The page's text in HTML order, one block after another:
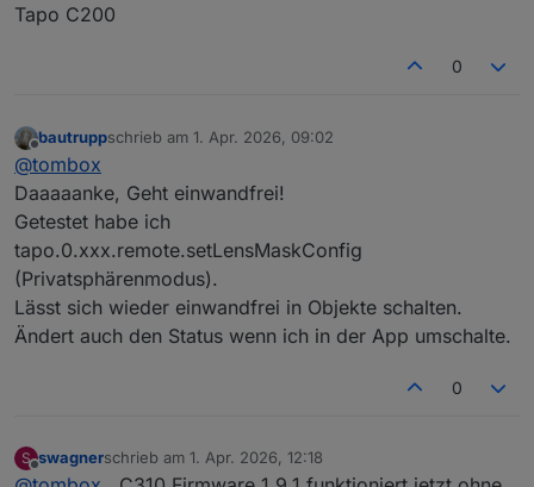
Tapo C200
0
Offline
bautruppschrieb am 1. Apr. 2026, 09:02
zuletzt editiert von
@tombox
Daaaaanke, Geht einwandfrei!
Getestet habe ich
tapo.0.xxx.remote.setLensMaskConfig
(Privatsphärenmodus).
Lässt sich wieder einwandfrei in Objekte schalten.
Ändert auch den Status wenn ich in der App umschalte.
0
S
Offline
swagnerschrieb am 1. Apr. 2026, 12:18
zuletzt editiert von